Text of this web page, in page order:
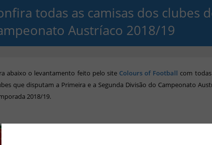
todas as camisas dos clubes
Austríaco 2018/19
abaixo o levantamento feito pelo site Colours of Football com
que disputam a Primeira e a Segunda Divisão do Campeonato
2018/19.